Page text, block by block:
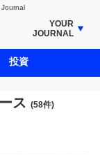
Journal
YOUR
JOURNAL
ス (58件)
投資